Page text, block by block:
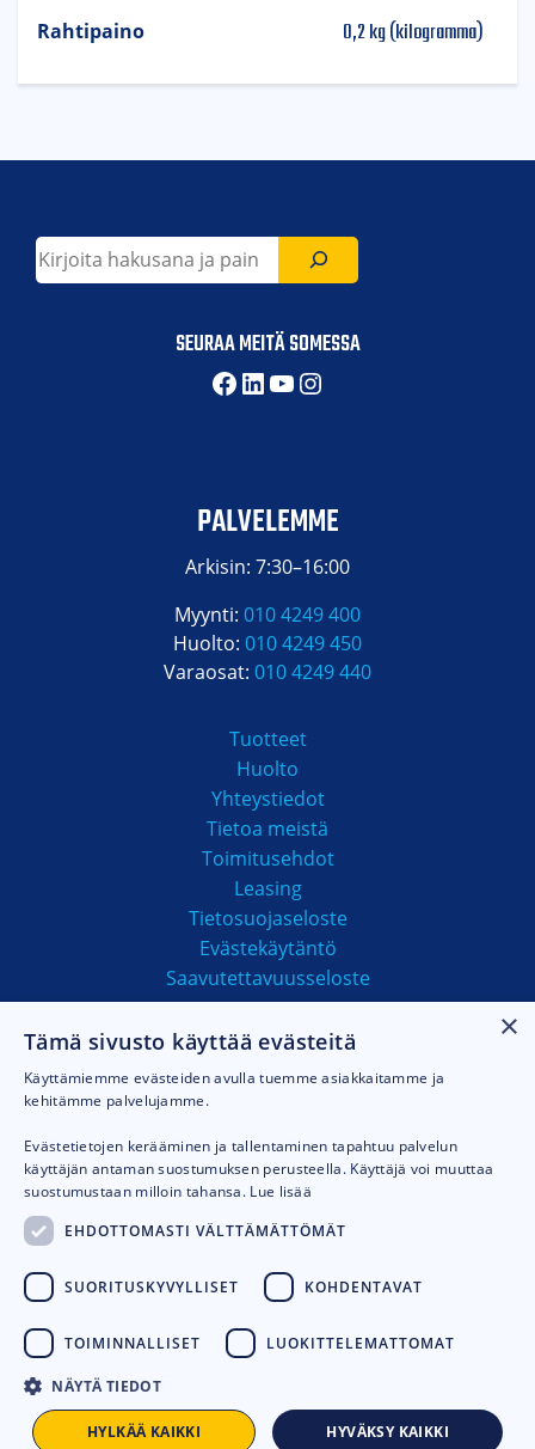
Rahtipaino 0,2 kg (kilogramma)
Etsi
SEURAA MEITÄ SOMESSA
Facebook
LinkedIn
YouTube
Instagram
PALVELEMME
Arkisin: 7:30–16:00
Myynti: 010 4249 400
Huolto: 010 4249 450
Varaosat: 010 4249 440
Tuotteet
Huolto
Yhteystiedot
Tietoa meistä
Toimitusehdot
Leasing
Tietosuojaseloste
Evästekäytäntö
Saavutettavuusseloste
MAKSUTAVAT
© 2026Talhu oy. Toteutus: Avoin.Systems
×
Tämä sivusto käyttää evästeitä
Käyttämiemme evästeiden avulla tuemme asiakkaitamme ja
kehitämme palvelujamme.
Evästetietojen kerääminen ja tallentaminen tapahtuu palvelun
käyttäjän antaman suostumuksen perusteella. Käyttäjä voi muuttaa
suostumustaan milloin tahansa. Lue lisää
EHDOTTOMASTI VÄLTTÄMÄTTÖMÄT
SUORITUSKYVYLLISET KOHDENTAVAT
TOIMINNALLISET LUOKITTELEMATTOMAT
NÄYTÄ TIEDOT
HYVÄKSY KAIKKI
HYLKÄÄ KAIKKI